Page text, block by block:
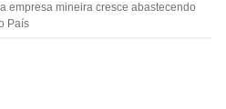
empresa mineira cresce abastecendo
País